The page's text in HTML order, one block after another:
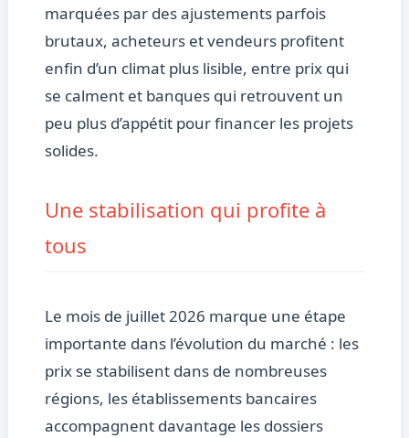
marquées par des ajustements parfois
brutaux, acheteurs et vendeurs profitent
enfin d’un climat plus lisible, entre prix qui
se calment et banques qui retrouvent un
peu plus d’appétit pour financer les projets
solides.
Une stabilisation qui profite à
tous
Le mois de juillet 2026 marque une étape
importante dans l’évolution du marché : les
prix se stabilisent dans de nombreuses
régions, les établissements bancaires
accompagnent davantage les dossiers